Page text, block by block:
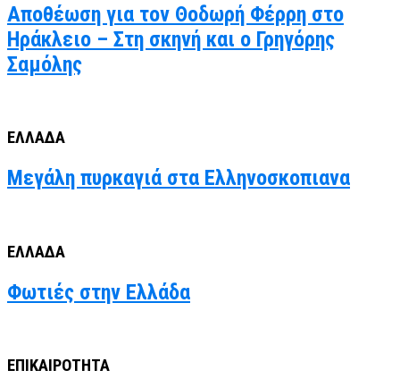
Αποθέωση για τον Θοδωρή Φέρρη στο
Ηράκλειο – Στη σκηνή και ο Γρηγόρης
Σαμόλης
ΕΛΛΑΔΑ
Μεγάλη πυρκαγιά στα Ελληνοσκοπιανα
ΕΛΛΑΔΑ
Φωτιές στην Ελλάδα
ΕΠΙΚΑΙΡΟΤΗΤΑ